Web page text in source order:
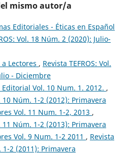
mismo autor/a
Editoriales - Éticas en Español
Vol. 18 Núm. 2 (2020): Julio-
Lectores , Revista TEFROS: Vol.
- Diciembre
Editorial Vol. 10 Num. 1. 2012. ,
10 Núm. 1-2 (2012): Primavera
Vol. 11 Num. 1-2, 2013 ,
11 Núm. 1-2 (2013): Primavera
Vol. 9 Num. 1-2 2011 , Revista
1-2 (2011): Primavera